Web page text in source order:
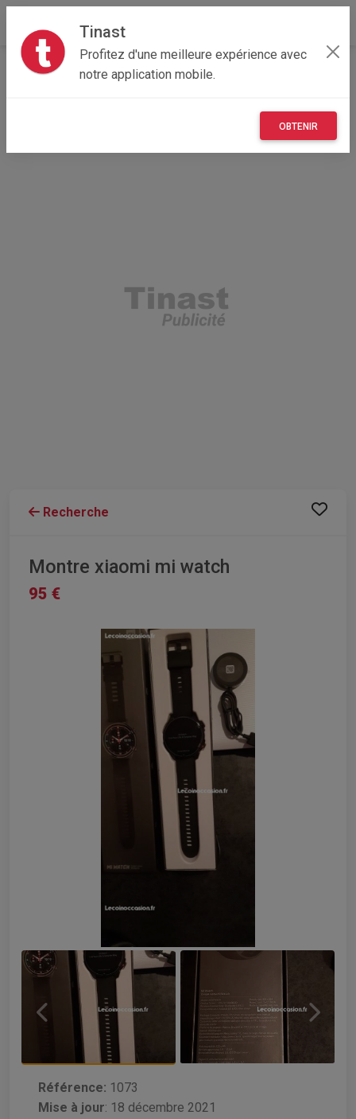
Tinast
Profitez d'une meilleure expérience avec
notre application mobile.
OBTENIR
Accueil
Vêtements et objets personnels
Recherche
Montre xiaomi mi watch
95 €
Référence: 1073
Mise à jour: 18 décembre 2021